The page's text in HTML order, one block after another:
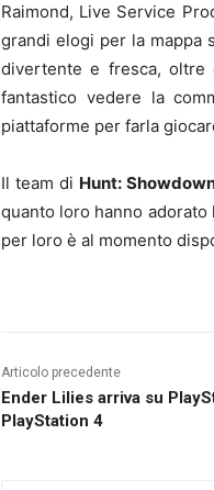
Raimond, Live Service
grandi elogi per la mappa
divertente e fresca, oltre
fantastico vedere la
piattaforme per farla
Il team di Hunt:
quanto loro hanno
per loro è al momento
Articolo precedente
Ender Lilies arriva su
PlayStation 4